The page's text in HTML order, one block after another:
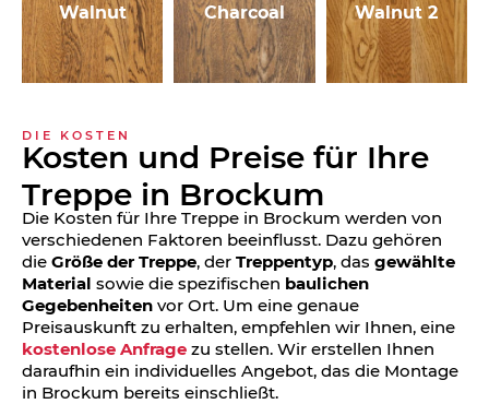
Walnut Charcoal Walnut 2
DIE KOSTEN
Kosten und Preise für Ihre
Treppe in Brockum
Die Kosten für Ihre Treppe in Brockum werden von
verschiedenen Faktoren beeinflusst. Dazu gehören
die Größe der Treppe, der Treppentyp, das gewählte
Material sowie die spezifischen baulichen
Gegebenheiten vor Ort. Um eine genaue
Preisauskunft zu erhalten, empfehlen wir Ihnen, eine
kostenlose Anfrage zu stellen. Wir erstellen Ihnen
daraufhin ein individuelles Angebot, das die Montage
in Brockum bereits einschließt.